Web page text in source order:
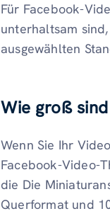
Für Facebook-
unterhaltsam
ausgewählten
Wie groß
Wenn Sie Ihr
Facebook-Video-
die Die
Querformat und